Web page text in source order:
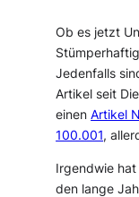
Ob es jetzt
Jedenfalls
Artikel seit
einenArtikel
100.001,
Irgendwie
den lange